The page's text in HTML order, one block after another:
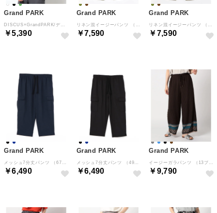
Grand PARK
￥5,390
Grand PARK
￥7,590
Grand PARK
￥7,590
Grand PARK
￥6,490
Grand PARK
￥6,490
Grand PARK
￥9,790